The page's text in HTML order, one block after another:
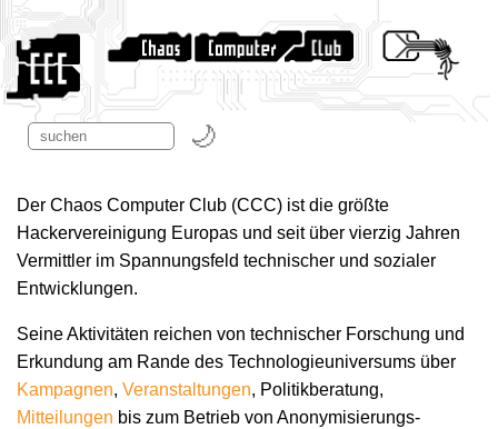
Der Chaos Computer Club (CCC) ist die größte
Hackervereinigung Europas und seit über vierzig Jahren
Vermittler im Spannungsfeld technischer und sozialer
Entwicklungen.
Seine Aktivitäten reichen von technischer Forschung und
Erkundung am Rande des Technologie­universums über
Kampagnen, Veranstaltungen, Politikberatung,
Mitteilungen bis zum Betrieb von Anonymisierungs­